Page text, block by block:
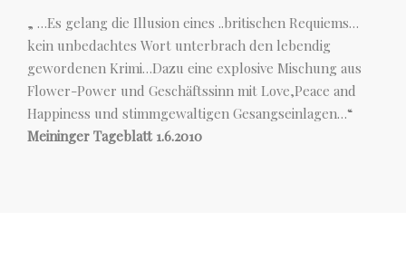
„ …Es gelang die Illusion eines ..britischen Requiems…
kein unbedachtes Wort unterbrach den lebendig
gewordenen Krimi…Dazu eine explosive Mischung aus
Flower-Power und Geschäftssinn mit Love,Peace and
Happiness und stimmgewaltigen Gesangseinlagen…“
Meininger Tageblatt 1.6.2010